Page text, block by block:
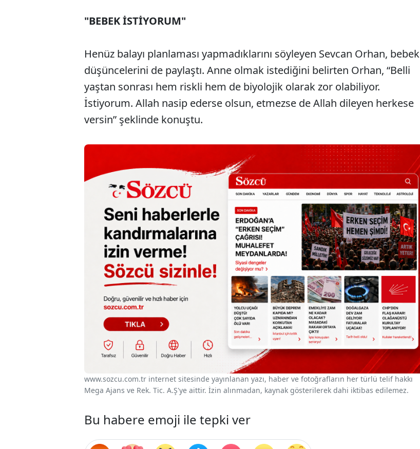
"BEBEK İSTİYORUM"
Henüz balayı planlaması yapmadıklarını söyleyen Sevcan Orhan, bebek
düşüncelerini de paylaştı. Anne olmak istediğini belirten Orhan, “Belli
yaştan sonrası hem riskli hem de biyolojik olarak zor olabiliyor.
İstiyorum. Allah nasip ederse olsun, etmezse de Allah dileyen herkese
versin” şeklinde konuştu.
www.sozcu.com.tr internet sitesinde yayınlanan yazı, haber ve fotoğrafların her türlü telif hakkı
Mega Ajans ve Rek. Tic. A.Ş'ye aittir. İzin alınmadan, kaynak gösterilerek dahi iktibas edilemez.
Bu habere emoji ile tepki ver